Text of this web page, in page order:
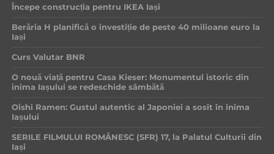
Începe construcția pentru IKEA Iași
Berăria H planifică o investiție de peste 40 milioane euro la
Iași
Curs Valutar BNR
O nouă viață pentru Casa Kieser: Monumentul istoric din
inima Iașului se redeschide sâmbătă
Oishi Ramen: Gustul autentic al Japoniei a sosit în inima
Iașului
SERILE FILMULUI ROMÂNESC (SFR) 17, la Palatul Culturii din
Iași